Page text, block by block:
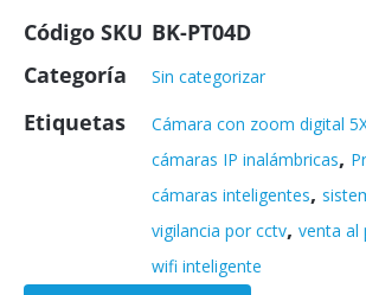
Código SKU BK-PT04D
Categoría
Sin categorizar
Etiquetas Cámara con zoom digital
cámaras IP inalámbricas,
cámaras inteligentes,
vigilancia por cctv, venta al
wifi inteligente